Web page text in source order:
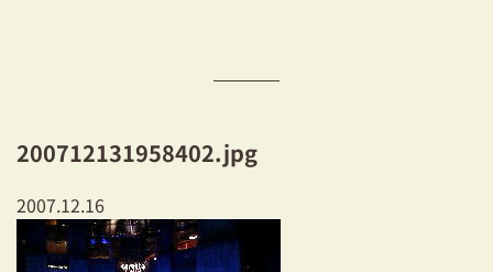
保証／アフターサポート
住宅シリーズ
建て替えをお考えの方
200712131958402.jpg
2007.12.16